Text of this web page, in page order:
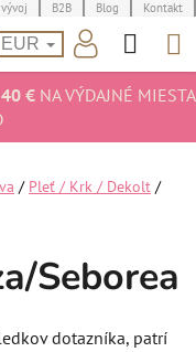
B2B Blog Kontakt
EUR
€NA VÝDAJNÉ MIESTA
/ Pleť / Krk / Dekolt /
Seborea
dotazníka, patrí